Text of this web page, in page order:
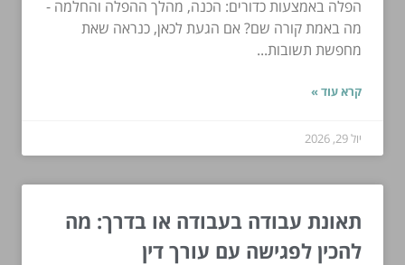
הפלה באמצעות כדורים: הכנה, מהלך ההפלה והחלמה -
מה באמת קורה שם? אם הגעת לכאן, כנראה שאת
מחפשת תשובות...
קרא עוד »
יול 29, 2026
תאונת עבודה בעבודה או בדרך: מה
להכין לפגישה עם עורך דין